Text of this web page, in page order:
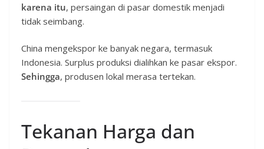
karena itu, persaingan di pasar domestik menjadi
tidak seimbang.
China mengekspor ke banyak negara, termasuk
Indonesia. Surplus produksi dialihkan ke pasar ekspor.
Sehingga, produsen lokal merasa tertekan.
Tekanan Harga dan